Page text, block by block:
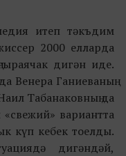
итеп тәкъдим
2000 елларда
дигән иде.
Венера Ганиеваның
Табанаковның да
вариантта
күп кебек тоелды.
дигәндәй,